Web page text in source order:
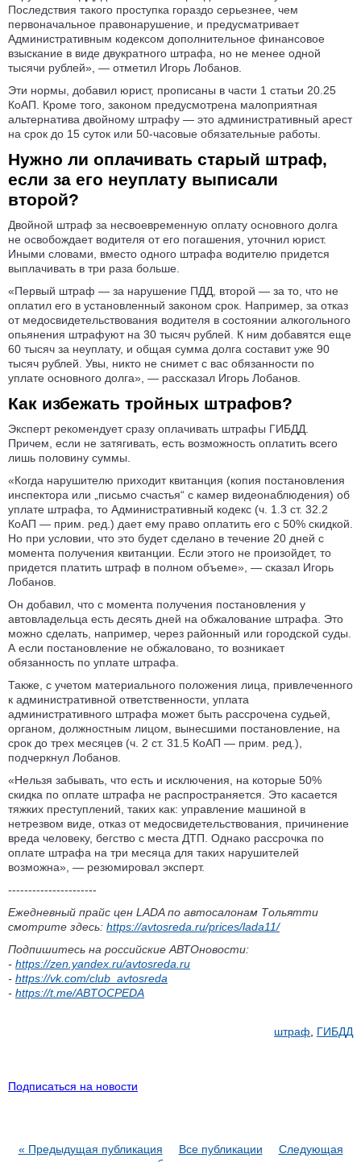
Последствия такого проступка гораздо серьезнее, чем
первоначальное правонарушение, и предусматривает
Административным кодексом дополнительное финансовое
взыскание в виде двукратного штрафа, но не менее одной
тысячи рублей», — отметил Игорь Лобанов.
Эти нормы, добавил юрист, прописаны в части 1 статьи 20.25
КоАП. Кроме того, законом предусмотрена малоприятная
альтернатива двойному штрафу — это административный арест
на срок до 15 суток или 50-часовые обязательные работы.
Нужно ли оплачивать старый штраф,
если за его неуплату выписали
второй?
Двойной штраф за несвоевременную оплату основного долга
не освобождает водителя от его погашения, уточнил юрист.
Иными словами, вместо одного штрафа водителю придется
выплачивать в три раза больше.
«Первый штраф — за нарушение ПДД, второй — за то, что не
оплатил его в установленный законом срок. Например, за отказ
от медосвидетельствования водителя в состоянии алкогольного
опьянения штрафуют на 30 тысяч рублей. К ним добавятся еще
60 тысяч за неуплату, и общая сумма долга составит уже 90
тысяч рублей. Увы, никто не снимет с вас обязанности по
уплате основного долга», — рассказал Игорь Лобанов.
Как избежать тройных штрафов?
Эксперт рекомендует сразу оплачивать штрафы ГИБДД.
Причем, если не затягивать, есть возможность оплатить всего
лишь половину суммы.
«Когда нарушителю приходит квитанция (копия постановления
инспектора или „письмо счастья“ с камер видеонаблюдения) об
уплате штрафа, то Административный кодекс (ч. 1.3 ст. 32.2
КоАП — прим. ред.) дает ему право оплатить его с 50% скидкой.
Но при условии, что это будет сделано в течение 20 дней с
момента получения квитанции. Если этого не произойдет, то
придется платить штраф в полном объеме», — сказал Игорь
Лобанов.
Он добавил, что с момента получения постановления у
автовладельца есть десять дней на обжалование штрафа. Это
можно сделать, например, через районный или городской суды.
А если постановление не обжаловано, то возникает
обязанность по уплате штрафа.
Также, с учетом материального положения лица, привлеченного
к административной ответственности, уплата
административного штрафа может быть рассрочена судьей,
органом, должностным лицом, вынесшими постановление, на
срок до трех месяцев (ч. 2 ст. 31.5 КоАП — прим. ред.),
подчеркнул Лобанов.
«Нельзя забывать, что есть и исключения, на которые 50%
скидка по оплате штрафа не распространяется. Это касается
тяжких преступлений, таких как: управление машиной в
нетрезвом виде, отказ от медосвидетельствования, причинение
вреда человеку, бегство с места ДТП. Однако рассрочка по
оплате штрафа на три месяца для таких нарушителей
возможна», — резюмировал эксперт.
----------------------
Ежедневный прайс цен LADA по автосалонам Тольятти
смотрите здесь: https://avtosreda.ru/prices/lada11/
Подпишитесь на российские АВТОновости:
- https://zen.yandex.ru/avtosreda.ru
- https://vk.com/club_avtosreda
- https://t.me/ABTOCPEDA
штраф, ГИБДД
Подписаться на новости
« Предыдущая публикация Все публикации
Следующая